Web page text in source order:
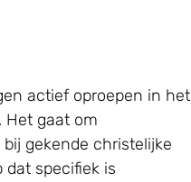
actief oproepen in het
Het gaat om
gekende christelijke
dat specifiek is